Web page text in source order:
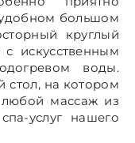
большом
круглый
искусственным
воды.
стол, на котором
массаж из
услуг нашего